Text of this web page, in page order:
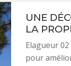
UNE
LA
Elagueur
pour